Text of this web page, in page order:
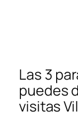
Las 3
puedes
visitas